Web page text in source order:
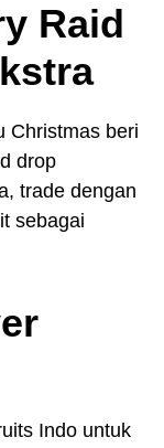
Raid
Christmas beri
drop
trade dengan
sebagai
Indo untuk